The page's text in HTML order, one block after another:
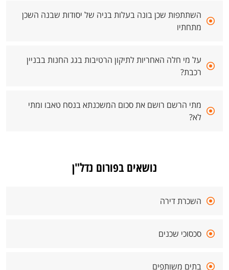
השתתפות שכן בונה בעלות בניה של יסודות שבנה השכן
מתחתיו
על מי חלה האחריות לתיקון הרטיבות בגג החנות בבניין
רכבת?
מתי הרשם רושם את סכום המשכנתא בנסח טאבו ומתי
לא?
נושאים בפורום נדל"ן
השכרת דירה
סכסוכי שכנים
בתים משותפים